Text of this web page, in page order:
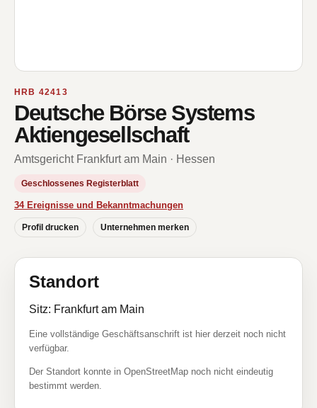
HRB 42413
Deutsche Börse Systems
Aktiengesellschaft
Amtsgericht Frankfurt am Main · Hessen
Geschlossenes Registerblatt
34 Ereignisse und Bekanntmachungen
Profil drucken Unternehmen merken
Standort
Sitz: Frankfurt am Main
Eine vollständige Geschäftsanschrift ist hier derzeit noch nicht
verfügbar.
Der Standort konnte in OpenStreetMap noch nicht eindeutig
bestimmt werden.